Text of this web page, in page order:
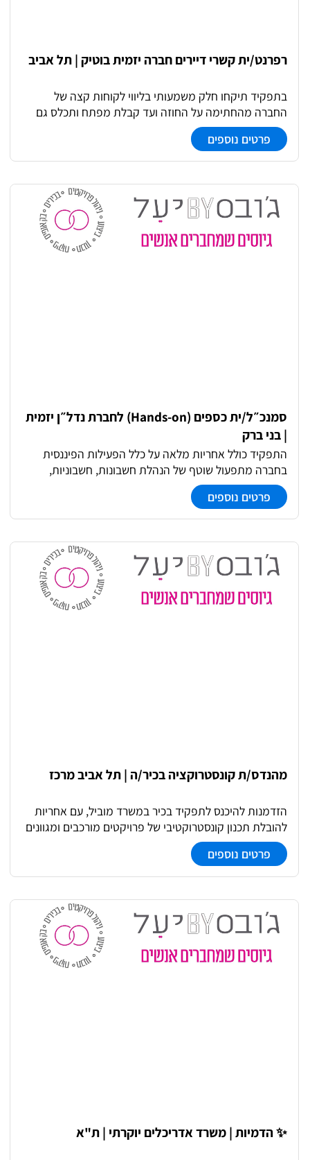
רפרנט/ית קשרי דיירים חברה יזמית בוטיק | תל אביב
בתפקיד תיקחו חלק משמעותי בליווי לקוחות קצה של
החברה מהחתימה על החוזה ועד קבלת מפתח ותכלס גם
אחרי. תפקיד ריכוזי עם נגיעה בכל עולמות התוכן מהסכמים,
ערבויות, תיאום מול קבלנים, תהליכי משכנתא, מעקב אחרי
התחייבויות החברה. תפקיד עם עצמאות אמיתית, הרבה
מקצה לקצה רכישה, הסכמים, קבלת מפתח ניהול ממשקים
מול גורמים פנימיים וחיצוניים טיפול בפניות, פתרון בעיות,
סקרי שביעות רצון עבודה עם מערכות CRM (BMBY) ומשכנת
ליווי בעלי קרקע בפרויקטים משלב עלייה לקרקע ועד מסירה
סיוע ללקוחות בתהליכי משכנתא ומול מחלקת כספים
פרטים נוספים
סמנכ״ל/ית כספים (Hands-on) לחברת נדל״ן יזמית
| בני ברק
התפקיד כולל אחריות מלאה על כלל הפעילות הפיננסית
בחברה מתפעול שוטף של הנהלת חשבונות, חשבוניות,
התאמות ושכר, ועד ניהול תקציבים, תזרים ועבודה מול
on יומיומי עם ראייה מערכתית והשפעה ישירה על פעילות
הפיננסי של החברה והפרויקטים • בנייה וניהול תקציבים,
תזרימים ובקרות שוטפות • עבודה מול בנקים, גופי מימון
וליווי פיננסי לפרויקטים • הכנת דוחות כספיים ודוחות תומכי
החלטה להנהלה • בקרה וניהול תהליכים חשבונאיים שוטפים
• מעורבות בקבלת החלטות עסקיות והובלת תהליכים
פרטים נוספים
מהנדס/ת קונסטרוקציה בכיר/ה | תל אביב מרכז
הזדמנות להיכנס לתפקיד בכיר במשרד מוביל, עם אחריות
להובלת תכנון קונסטרוקטיבי של פרויקטים מורכבים ומגוונים
- משלב הקונספט ועד פיקוח עליון. התפקיד כולל עבודה
ישירה מול אדריכלים ויועצים, בקרה הנדסית והובלת
תהליכים, לצד חניכה והובלה של צוות מהנדסים.
פרטים נוספים
✨ הדמיות | משרד אדריכלים יוקרתי | ת"א